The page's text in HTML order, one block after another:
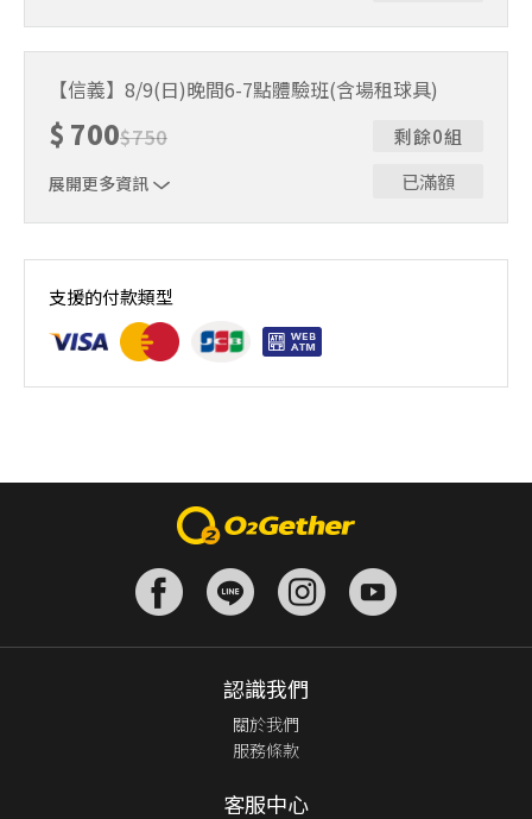
制。歡迎邀請親友一同報名參加，享受團體運動樂趣！ 如
人數未達開班門檻，或因天候不佳無法如期舉行，POA將視
情況安排延期或併班處理。 ⚠️ 報名完成後，如因天候因素
無法上課，僅提供課程延期選項，恕不退費，請參閱【報名
與課程異動規則】。報名後視為您已同意上述規則。
【信義】8/9(日)晚間6-7點體驗班(含場租球具)
$ 700$750
展開更多資訊
剩餘0組
已滿額
｜單人報名方案說明｜ 本體驗課程採4人開班，8人滿班
人數未達開班門檻，或因天候不佳無法如期舉行，POA將視
情況安排延期或併班處理。 ⚠️ 報名完成後，如因天候因素
無法上課，僅提供課程延期選項，恕不退費，請參閱【報名
支援的付款類型
認識我們
關於我們
服務條款
客服中心